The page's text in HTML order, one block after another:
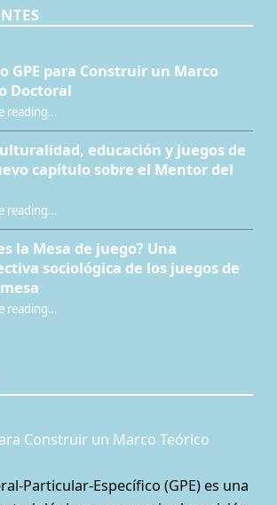
GPE para Construir un Marco
Doctoral
reading“Modelo GPE para Construir un Marco Teórico Doctoral”
…
educación y juegos de
capítulo sobre el Mentor del
reading“Interculturalidad, educación y juegos de rol: nuevo capítulo sobre el Mentor del Juego”
…
la Mesa de juego? Una
sociológica de los juegos de
reading“¿Qué es la Mesa de juego? Una perspectiva sociológica de los juegos de rol de mesa”
…
Construir un Marco Teórico
Particular-Específico (GPE) es una